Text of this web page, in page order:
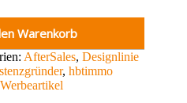
Warenkorb
AfterSales, Designlinie
, hbtimmo
Werbeartikel